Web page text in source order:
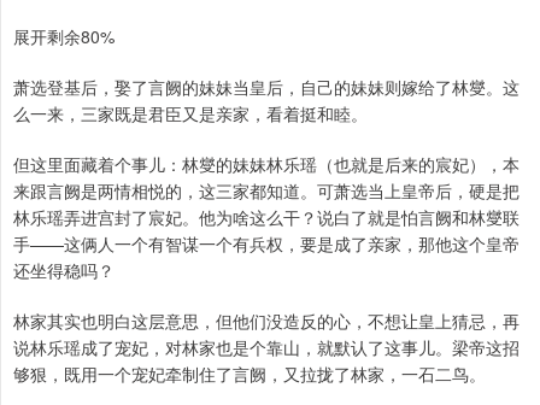
展开剩余80%
萧选登基后，娶了言阙的妹妹当皇后，自己的妹妹则嫁给了林燮。这
么一来，三家既是君臣又是亲家，看着挺和睦。
但这里面藏着个事儿：林燮的妹妹林乐瑶（也就是后来的宸妃），本
来跟言阙是两情相悦的，这三家都知道。可萧选当上皇帝后，硬是把
林乐瑶弄进宫封了宸妃。他为啥这么干？说白了就是怕言阙和林燮联
手——这俩人一个有智谋一个有兵权，要是成了亲家，那他这个皇帝
还坐得稳吗？
林家其实也明白这层意思，但他们没造反的心，不想让皇上猜忌，再
说林乐瑶成了宠妃，对林家也是个靠山，就默认了这事儿。梁帝这招
够狠，既用一个宠妃牵制住了言阙，又拉拢了林家，一石二鸟。